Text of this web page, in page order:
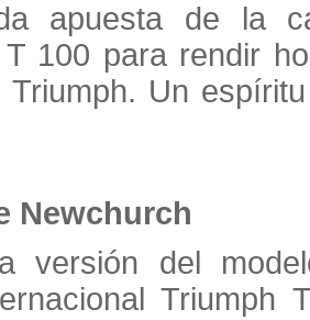
apuesta de la
T 100 para rendir
Triumph. Un
Newchurch
versión del